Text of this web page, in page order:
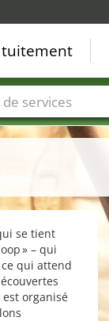
se tient
» – qui
qui attend
est organisé
de services